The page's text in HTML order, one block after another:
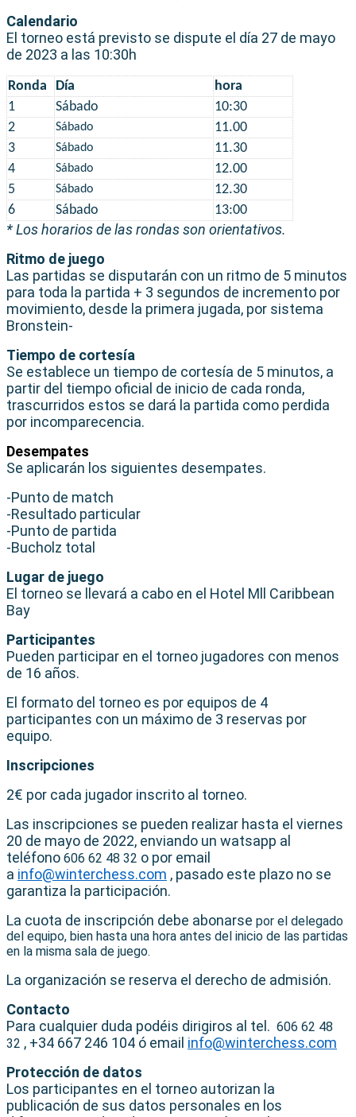
Calendario
El torneo está previsto se dispute el día 27 de mayo
de 2023 a las 10:30h
Ronda Día
hora
1
Sábado
10:30
2
Sábado
11.00
3
Sábado
11.30
4
Sábado
12.00
5
Sábado
12.30
6
Sábado 13:00
* Los horarios de las rondas son orientativos.
Ritmo de juego
Las partidas se disputarán con un ritmo de 5 minutos
para toda la partida + 3 segundos de incremento por
movimiento, desde la primera jugada, por sistema
Bronstein-
Tiempo de cortesía
Se establece un tiempo de cortesía de 5 minutos, a
partir del tiempo oficial de inicio de cada ronda,
trascurridos estos se dará la partida como perdida
por incomparecencia.
Desempates
Se aplicarán los siguientes desempates.
-Punto de match
-Resultado particular
-Punto de partida
-Bucholz total
Lugar de juego
El torneo se llevará a cabo en el Hotel Mll Caribbean
Bay
Participantes
Pueden participar en el torneo jugadores con menos
de 16 años.
El formato del torneo es por equipos de 4
participantes con un máximo de 3 reservas por
equipo.
Inscripciones
2€ por cada jugador inscrito al torneo.
Las inscripciones se pueden realizar hasta el viernes
20 de mayo de 2022, enviando un watsapp al
teléfono 606 62 48 32 o por email
a info@winterchess.com , pasado este plazo no se
garantiza la participación.
La cuota de inscripción debe abonarse por el delegado
del equipo, bien hasta una hora antes del inicio de las partidas
en la misma sala de juego.
La organización se reserva el derecho de admisión.
Contacto
Para cualquier duda podéis dirigiros al tel. 606 62 48
32 , +34 667 246 104 ó email info@winterchess.com
Protección de datos
Los participantes en el torneo autorizan la
publicación de sus datos personales en los